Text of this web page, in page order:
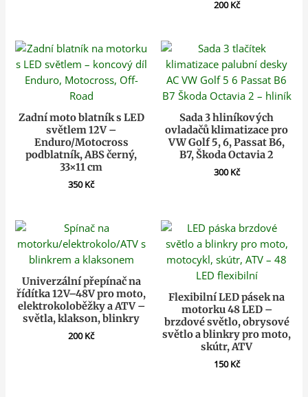
200Kč
Zadní moto blatník s LED
světlem 12V –
Enduro/Motocross
podblatník, ABS černý,
33×11 cm
350Kč
Sada 3 hliníkových
ovladačů klimatizace pro
VW Golf 5, 6, Passat B6,
B7, Škoda Octavia 2
300Kč
Univerzální přepínač na
řídítka 12V–48V pro moto,
elektrokoloběžky a ATV –
světla, klakson, blinkry
200Kč
Flexibilní LED pásek na
motorku 48 LED –
brzdové světlo, obrysové
světlo a blinkry pro moto,
skútr, ATV
150Kč